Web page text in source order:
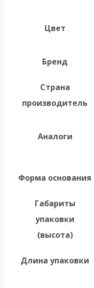
Цвет
Бренд
Страна
производитель
Аналоги
Форма основания
Габариты
упаковки
(высота)
Длина упаковки